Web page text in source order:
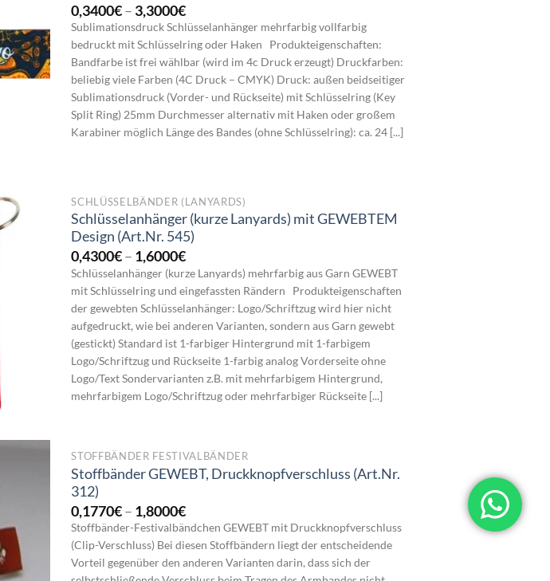
0,3400€– 3,3000€Preisspanne:
0,3400€
bis
3,3000€
Sublimationsdruck Schlüsselanhänger mehrfarbig vollfarbig
bedruckt mit Schlüsselring oder Haken Produkteigenschaften:
Bandfarbe ist frei wählbar (wird im 4c Druck erzeugt) Druckfarben:
beliebig viele Farben (4C Druck – CMYK) Druck: außen beidseitiger
Sublimationsdruck (Vorder- und Rückseite) mit Schlüsselring (Key
Split Ring) 25mm Durchmesser alternativ mit Haken oder großem
Karabiner möglich Länge des Bandes (ohne Schlüsselring): ca. 24 [...]
SCHLÜSSELBÄNDER (LANYARDS)
Schlüsselanhänger (kurze Lanyards) mit GEWEBTEM
Design (Art.Nr. 545)
0,4300€– 1,6000€Preisspanne:
0,4300€
bis
1,6000€
Schlüsselanhänger (kurze Lanyards) mehrfarbig aus Garn GEWEBT
mit Schlüsselring und eingefassten Rändern Produkteigenschaften
der gewebten Schlüsselanhänger: Logo/Schriftzug wird hier nicht
aufgedruckt, wie bei anderen Varianten, sondern aus Garn gewebt
(gestickt) Standard ist 1-farbiger Hintergrund mit 1-farbigem
Logo/Schriftzug und Rückseite 1-farbig analog Vorderseite ohne
Logo/Text Sondervarianten z.B. mit mehrfarbigem Hintergrund,
mehrfarbigem Logo/Schriftzug oder mehrfarbiger Rückseite [...]
STOFFBÄNDER FESTIVALBÄNDER
Stoffbänder GEWEBT, Druckknopfverschluss (Art.Nr.
312)
0,1770€– 1,8000€Preisspanne:
0,1770€
bis
1,8000€
Stoffbänder-Festivalbändchen GEWEBT mit Druckknopfverschluss
(Clip-Verschluss) Bei diesen Stoffbändern liegt der entscheidende
Vorteil gegenüber den anderen Varianten darin, dass sich der